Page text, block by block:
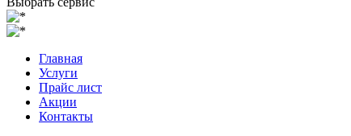
Главная
Услуги
Прайс лист
Акции
Контакты